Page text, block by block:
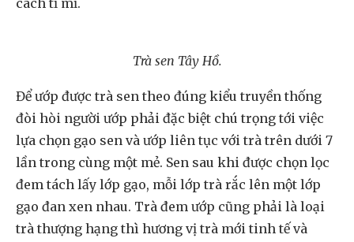
cách tỉ mỉ.
Trà sen Tây Hồ.
Để ướp được trà sen theo đúng kiểu truyền thống
đòi hòi người ướp phải đặc biệt chú trọng tới việc
lựa chọn gạo sen và ướp liên tục với trà trên dưới 7
lần trong cùng một mẻ. Sen sau khi được chọn lọc
đem tách lấy lớp gạo, mỗi lớp trà rắc lên một lớp
gạo đan xen nhau. Trà đem ướp cũng phải là loại
trà thượng hạng thì hương vị trà mới tinh tế và